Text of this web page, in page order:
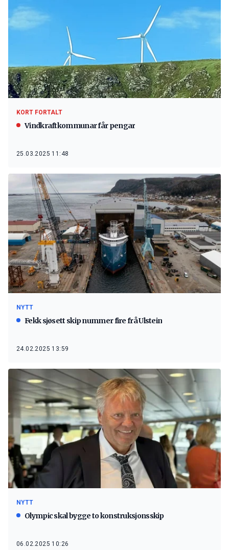
KORT FORTALT
Vindkraftkommunar får pengar
25.03.2025 11:48
NYTT
Fekk sjøsett skip nummer fire frå Ulstein
24.02.2025 13:59
NYTT
Olympic skal bygge to konstruksjonsskip
06.02.2025 10:26